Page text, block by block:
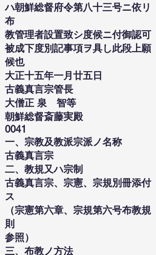
ハ朝鮮総督府令第八十三号ニ依リ
布
教管理者設置致シ度候ニ付御認可
被成下度別記事項ヲ具し此段上願
候也
大正十五年一月廿五日
古義真言宗管長
大僧正 泉 智等
朝鮮総督斎藤実殿
0041
一、宗教及教派宗派ノ名称
古義真言宗
二、教規又ハ宗制
古義真言宗、宗憲、宗規別冊添付
ス
（宗憲第六章、宗規第六号布教規
則
参照）
三、布教ノ方法